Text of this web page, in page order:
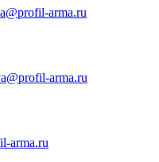
arma.ru
arma.ru
arma.ru